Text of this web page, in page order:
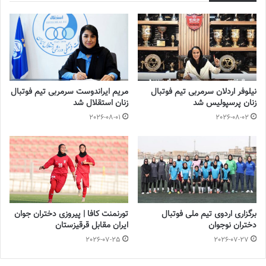
آینده درخشانی در انتظار فوتبال بانوان است
2022-12-10
هیات‌رئیسه با این طرح موافقت کردند تا شرایط برای حضور باشگاه‌های
فراهم شود. در روزهای گذشته مسئولان سازمان لیگ با اعلام رسمی این
مصوبه امیدوار بودند که بتوانند به شمار تیم‌های حاضر در لیگ شانزدهم
بیفزایند که طبق آخرین پیگیری‌ها، 3 باشگاه برای حضور در فصل جدید
لیگ برتر فوتبال زنان اعلام آمادگی کرده‌اند.
تیم‌های خاتون بم، سپاهان اصفهان، شهرداری سیرجان، ملوان
بندرانزلی، نماینده البرز، ایساتیس کران فارس، زارع باتری سنندج و
پالایش گاز ایلام 8 تیمی هستند که فصل گذشته توانستند در بین
نیلوفر اردلان سرمربی تیم فوتبال
زنان پرسپولیس شد
2026-08-02
مریم ایراندوست سرمربی تیم فوتبال
زنان استقلال شد
2026-08-01
برگزاری اردوی تیم ملی فوتبال
دختران نوجوان
2026-07-27
تورنمنت کافا | پیروزی دختران جوان
ایران مقابل قرقیزستان
2026-07-25